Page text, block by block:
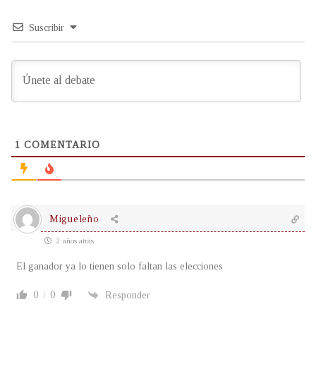
Suscribir
1 COMENTARIO
Migueleño
2 años atrás
El ganador ya lo tienen solo faltan las elecciones
0 0 Responder